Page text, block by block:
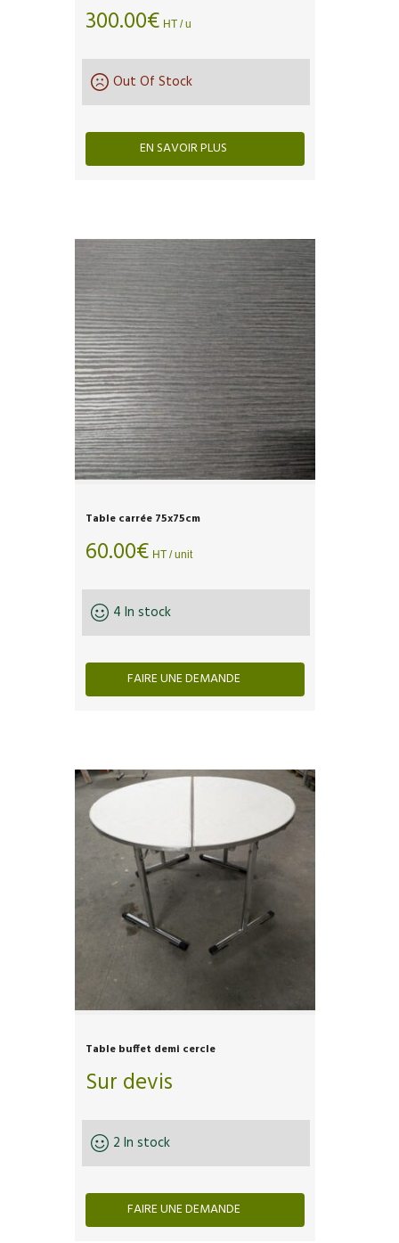
300.00€ HT / u
Out Of Stock
EN SAVOIR PLUS
Table carrée 75x75cm
60.00€ HT / unit
4 In stock
FAIRE UNE DEMANDE
Table buffet demi cercle
Sur devis
2 In stock
FAIRE UNE DEMANDE